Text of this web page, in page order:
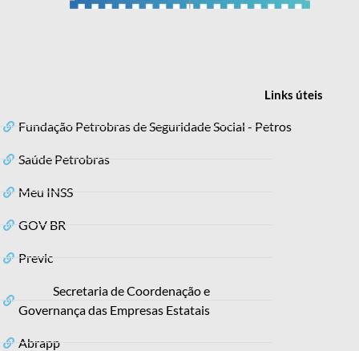
Linksúteis
Fundação Petrobras de Seguridade Social - Petros
Saúde Petrobras
Meu INSS
GOV BR
Previc
Secretaria de Coordenação e
Governança das Empresas Estatais
Abrapp